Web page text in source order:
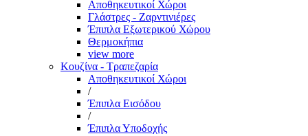
Αποθηκευτικοί Χώροι
Γλάστρες - Ζαρντινιέρες
Έπιπλα Εξωτερικού Χώρου
Θερμοκήπια
view more
Κουζίνα - Τραπεζαρία
Αποθηκευτικοί Χώροι
/
Έπιπλα Εισόδου
/
Έπιπλα Υποδοχής